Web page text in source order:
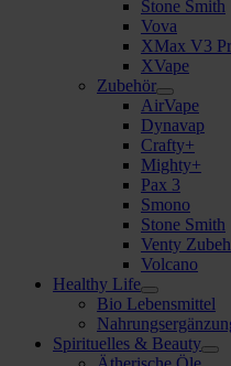
Stone Smith
Vova
XMax V3
XVape
Zubehör
AirVape
Dynavap
Crafty+
Mighty+
Pax 3
Smono
Stone Smith
Venty
Volcano
Healthy Life
Bio Lebensmittel
Spirituelles & Beauty